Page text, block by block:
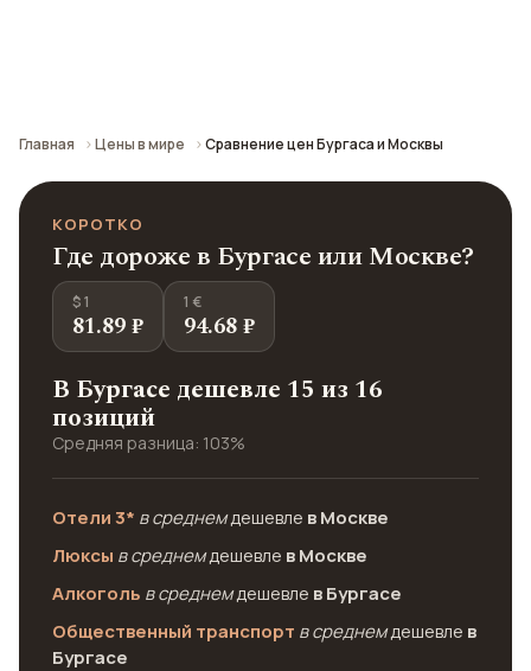
Главная Цены в мире Сравнение цен Бургаса и Москвы
КОРОТКО
Где дороже в Бургасе или Москве?
$ 1
81.89 ₽
1 €
94.68 ₽
В Бургасе дешевле 15 из 16
позиций
Средняя разница: 103%
Отели 3* в среднемдешевле в Москве
Люксы в среднемдешевле в Москве
Алкоголь в среднемдешевле в Бургасе
Общественный транспорт в среднемдешевле в
Бургасе